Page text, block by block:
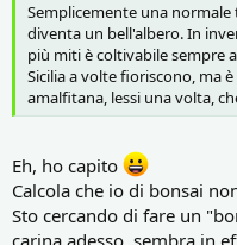
Semplicemente una
diventa un bell'albero. In
più miti è coltivabile sempre
Sicilia a volte fioriscono, ma
amalfitana, lessi una volta,
Eh, ho capito
Calcola che io di bonsai
Sto cercando di fare un
carina adesso, sembra in